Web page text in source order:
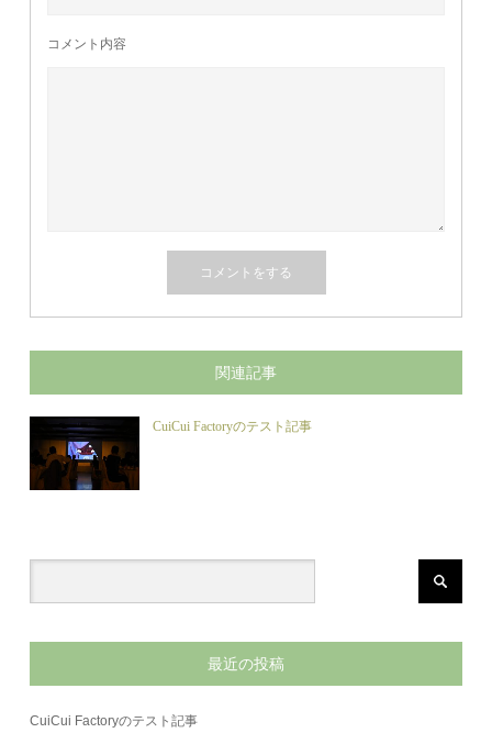
コメント内容
関連記事
CuiCui Factoryのテスト記事
最近の投稿
CuiCui Factoryのテスト記事